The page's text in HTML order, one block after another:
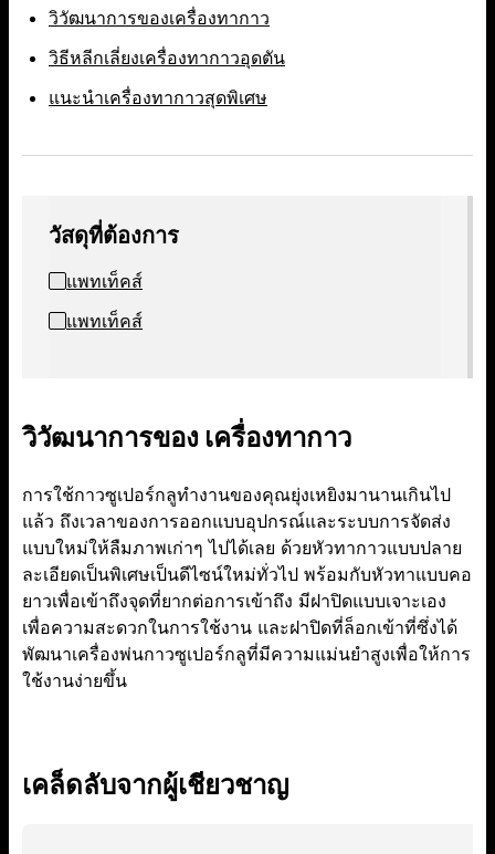
วิวัฒนาการของเครื่องทากาว
วิธีหลีกเลี่ยงเครื่องทากาวอุดตัน
แนะนำเครื่องทากาวสุดพิเศษ
วิวัฒนาการของ เครื่องทากาว
การใช้กาวซูเปอร์กลูทำงานของคุณยุ่งเหยิงมานานเกินไป
แล้ว ถึงเวลาของการออกแบบอุปกรณ์และระบบการจัดส่ง
แบบใหม่ให้ลืมภาพเก่าๆ ไปได้เลย ด้วยหัวทากาวแบบปลาย
ละเอียดเป็นพิเศษเป็นดีไซน์ใหม่ทั่วไป พร้อมกับหัวทาแบบคอ
ยาวเพื่อเข้าถึงจุดที่ยากต่อการเข้าถึง มีฝาปิดแบบเจาะเอง
เพื่อความสะดวกในการใช้งาน และฝาปิดที่ล็อกเข้าที่ซึ่งได้
พัฒนาเครื่องพ่นกาวซูเปอร์กลูที่มีความแม่นยำสูงเพื่อให้การ
ใช้งานง่ายขึ้น
วัสดุที่ต้องการ
แพทเท็คส์
แพทเท็คส์
เคล็ดลับจากผู้เชียวชาญ